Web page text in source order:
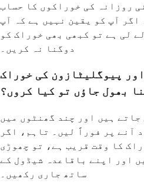
روزانہ کی خوراکوں کا حساب
اگر آپ کو یقین نہیں ہے کہ آپ
لی ہے تو کبھی بھی خوراک کو
دوگنا نہ کریں۔
پیوگلیٹازون کی خوراک
بھول جاؤں تو کیا کروں؟
ہیں اور چند گھنٹوں میں
آنے پر فوراً لیں۔ تاہم، اگر
کا وقت قریب ہے، تو چھوڑی
اور اپنے باقاعدہ شیڈول کے
ساتھ جاری رکھیں۔